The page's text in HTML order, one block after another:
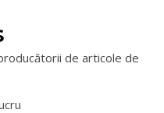
de articole de